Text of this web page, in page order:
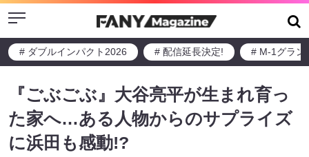
Menu
# ダブルインパクト2026 # 配信延長決定! # M-1グラン
『ごぶごぶ』大谷亮平が生まれ育っ
た家へ…ある人物からのサプライズ
に浜田も感動!?